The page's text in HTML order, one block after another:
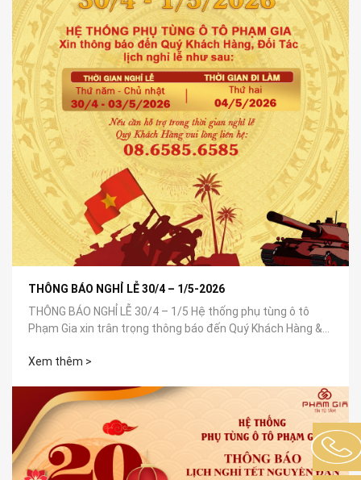
THÔNG BÁO NGHỈ LỄ 30/4 – 1/5-2026
THÔNG BÁO NGHỈ LỄ 30/4 – 1/5 Hệ thống phụ tùng ô tô
Phạm Gia xin trân trọng thông báo đến Quý Khách Hàng &
Xem thêm >